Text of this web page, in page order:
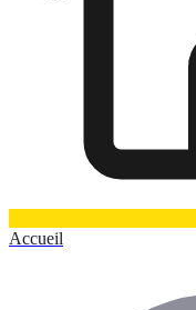
Accueil